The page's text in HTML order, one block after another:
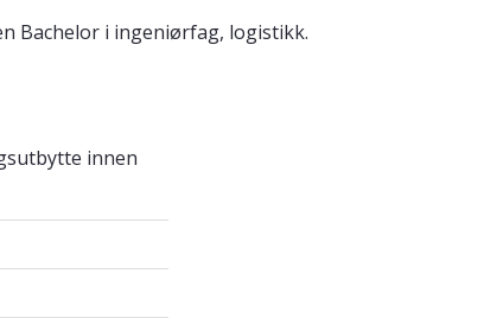
Bachelor i ingeniørfag, logistikk.
innen